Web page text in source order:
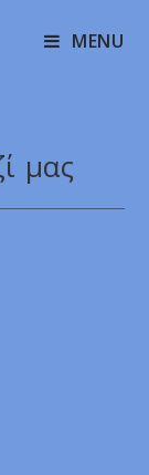
MENU
μας